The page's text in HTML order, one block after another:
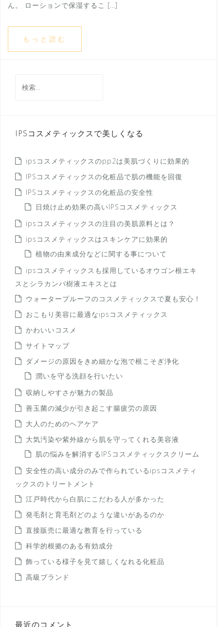
ん。 ローションで保湿するこ […]
もっと読む
索:
IPSコスメティックスで美しくなる
ipsコスメティックスのpp2は美肌づくりに効果的
IPSコスメティックスの化粧品で肌の機能を回復
IPSコスメティックスの化粧品の安全性
日焼け止め効果の高いIPSコスメティックス
ipsコスメティックスの注目の美肌原料とは？
ipsコスメティックスはスキンケアに効果的
植物の由来成分などに関する事について
ipsコスメティックスも採用しているオウゴン根エキ
スとシラカンバ樹液エキスとは
ウォータープルーフのコスメティックスで夏も安心！
おこもり美容に最適なipsコスメティックス
かわいいコスメ
サイトマップ
ダメージの原因をきめ細かな泡で根こそぎ浄化
潤いを守る洗顔を行いたい
収納しやすさが魅力の製品
善玉菌の減少が引き起こす腸疲労の原因
大人のためのヘアケア
大気汚染や紫外線から肌を守ってくれる美容液
肌の悩みを解消するIPSコスメティックスクリーム
安全性の高い成分のみで作られているipsコスメティ
ックスのトリートメント
江戸時代から白肌にこだわる人が多かった
発毛剤と育毛剤どのような違いがあるのか
直接販売に最適な教育を行っている
科学的根拠のある有効成分
飾っている様子を見て嬉しくなれる化粧品
高級ブランド